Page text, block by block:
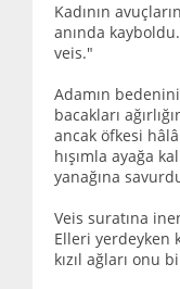
Kadının
anında
veis."
Adamın
bacakları
ancak öfkesi
hışımla ayağa
yanağına
Veis suratına
Elleri yerdeyken
kızıl ağları onu